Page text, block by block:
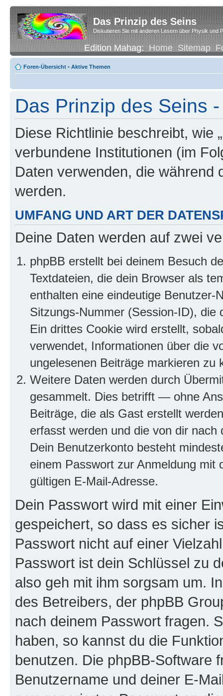
Das Prinzip des Seins
Diskutieren Sie mit anderen Lesern über Physik und
Edition Mahag:Home Sitemap
Foren-Übersicht • Aktive Themen
Das Prinzip des Seins
Diese Richtlinie beschreibt, wie
verbundene Institutionen (im
Daten verwenden, die während
werden.
UMFANG UND ART DER
Deine Daten werden auf zwei
phpBB erstellt bei deinem Besuch
Textdateien, die dein Browser als
enthalten eine eindeutige
Sitzungs-Nummer (Session-ID), die
Ein drittes Cookie wird erstellt,
verwendet, Informationen über die
ungelesenen Beiträge markieren zu
Weitere Daten werden durch
gesammelt. Dies betrifft — ohne
Beiträge, die als Gast erstellt
erfasst werden und die von dir
Dein Benutzerkonto besteht
einem Passwort zur Anmeldung mit
gültigen E-Mail-Adresse.
Dein Passwort wird mit einer
gespeichert, so dass es sicher
Passwort nicht auf einer
Passwort ist dein Schlüssel zu
also geh mit ihm sorgsam um.
des Betreibers, der phpBB
nach deinem Passwort fragen.
haben, so kannst du die
benutzen. Die phpBB-Software
Benutzername und deiner E-